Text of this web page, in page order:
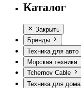
Каталог
Закрыть
Бренды
Техника для авто
Морская техника
Tchernov Cable
Техника для дома